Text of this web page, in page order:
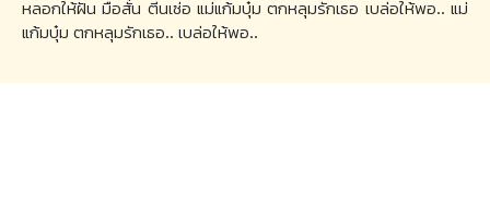
หลอกให้ฝัน มือสั่น ตีนเซ่อ แม่แก้มบุ๋ม ตกหลุมรักเธอ เบล่อให้พอ.. แม่
แก้มบุ๋ม ตกหลุมรักเธอ.. เบล่อให้พอ..